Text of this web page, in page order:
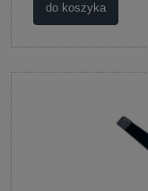
do koszyka